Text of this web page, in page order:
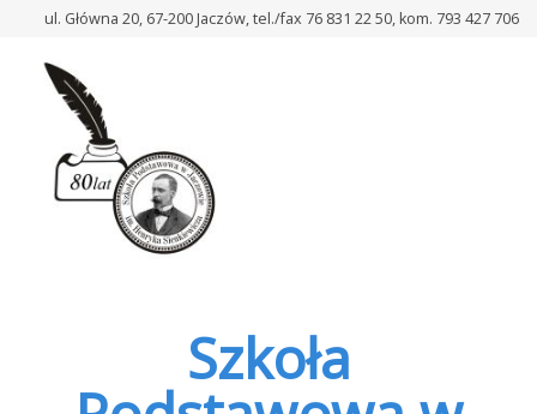
hymnu”
ul. Główna 20, 67-200 Jaczów, tel./fax 76 831 22 50, kom. 793 427 706
Szkoła